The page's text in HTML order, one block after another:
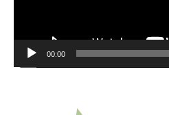
00:00